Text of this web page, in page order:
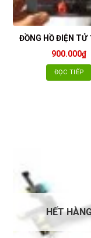
ĐỒNG HỒ ĐIỆN TỬ
900.000₫
ĐỌC TIẾP
HẾT